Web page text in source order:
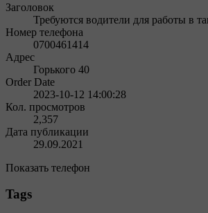
Заголовок
Требуются водители для работы в
Номер телефона
0700461414
Адрес
Горького 40
Order Date
2023-10-12 14:00:28
Кол. просмотров
2,357
Дата публикации
29.09.2021
Показать телефон
Tags